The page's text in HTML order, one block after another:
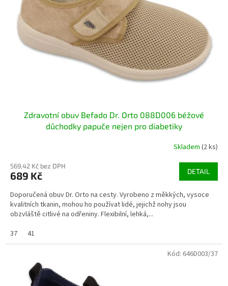
Zdravotní obuv Befado Dr. Orto 088D006 béžové
důchodky papuče nejen pro diabetiky
Skladem (2 ks)
569,42 Kč bez DPH
689 Kč DETAIL
Doporučená obuv Dr. Orto na cesty. Vyrobeno z měkkých, vysoce
kvalitních tkanin, mohou ho používat lidé, jejichž nohy jsou
obzvláště citlivé na odřeniny. Flexibilní, lehká,...
37
41
Kód: 646D003/37